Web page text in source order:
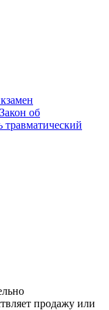
Закон об
травматический
продажу или